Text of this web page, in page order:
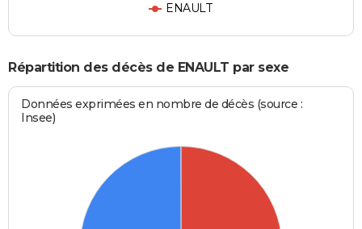
ENAULT
Répartition des décès de ENAULT par sexe
Données exprimées en nombre de décès (source :
Insee)